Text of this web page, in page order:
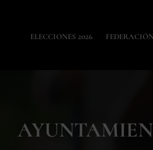
ELECCIONES 2026 FEDERACIÓN